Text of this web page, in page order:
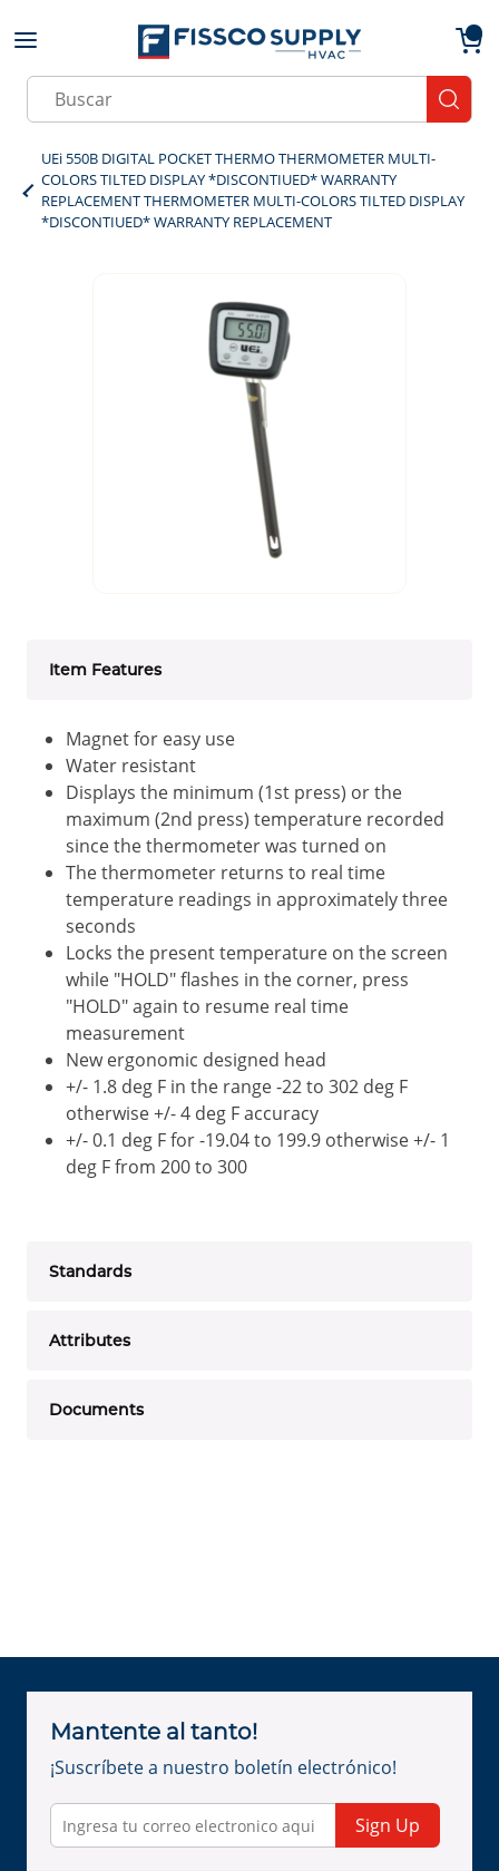
Skip to main content
Site Search
UEi 550B DIGITAL POCKET THERMO THERMOMETER MULTI-
COLORS TILTED DISPLAY *DISCONTIUED* WARRANTY
REPLACEMENT THERMOMETER MULTI-COLORS TILTED DISPLAY
*DISCONTIUED* WARRANTY REPLACEMENT
Item Features
Magnet for easy use
Water resistant
Displays the minimum (1st press) or the
maximum (2nd press) temperature recorded
since the thermometer was turned on
The thermometer returns to real time
temperature readings in approximately three
seconds
Locks the present temperature on the screen
while "HOLD" flashes in the corner, press
"HOLD" again to resume real time
measurement
New ergonomic designed head
+/- 1.8 deg F in the range -22 to 302 deg F
otherwise +/- 4 deg F accuracy
+/- 0.1 deg F for -19.04 to 199.9 otherwise +/- 1
deg F from 200 to 300
Standards
Attributes
Documents
Mantente al tanto!
¡Suscríbete a nuestro boletín electrónico!
Sign Up